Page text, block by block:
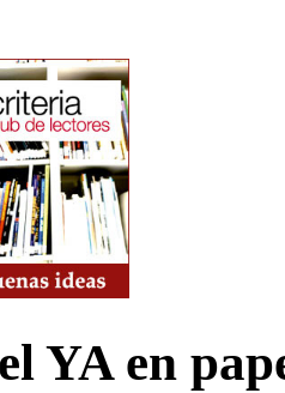
YA en